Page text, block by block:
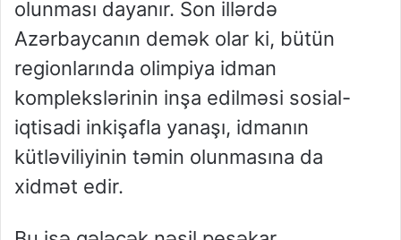
olunması dayanır. Son illərdə
Azərbaycanın demək olar ki, bütün
regionlarında olimpiya idman
komplekslərinin inşa edilməsi sosial-
iqtisadi inkişafla yanaşı, idmanın
kütləviliyinin təmin olunmasına da
xidmət edir.